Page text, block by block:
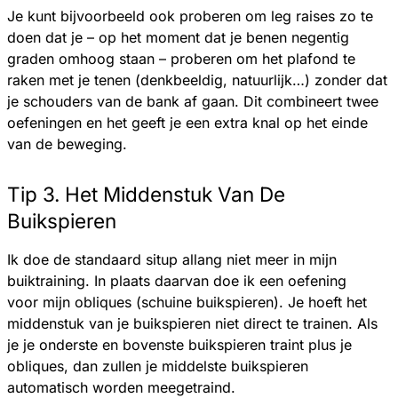
Je kunt bijvoorbeeld ook proberen om leg raises zo te
doen dat je – op het moment dat je benen negentig
graden omhoog staan – proberen om het plafond te
raken met je tenen (denkbeeldig, natuurlijk…) zonder dat
je schouders van de bank af gaan. Dit combineert twee
oefeningen en het geeft je een extra knal op het einde
van de beweging.
Tip 3. Het Middenstuk Van De
Buikspieren
Ik doe de standaard situp allang niet meer in mijn
buiktraining. In plaats daarvan doe ik een oefening
voor mijn obliques (schuine buikspieren). Je hoeft het
middenstuk van je buikspieren niet direct te trainen. Als
je je onderste en bovenste buikspieren traint plus je
obliques, dan zullen je middelste buikspieren
automatisch worden meegetraind.